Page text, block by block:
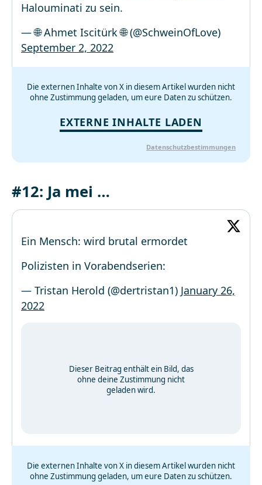
Halouminati zu sein.
— 🌐 Ahmet Iscitürk 🌐 (@SchweinOfLove)
September 2, 2022
Die externen Inhalte von X in diesem Artikel wurden nicht
ohne Zustimmung geladen, um eure Daten zu schützen.
EXTERNE INHALTE LADEN
Datenschutzbestimmungen
#12: Ja mei …
Ein Mensch: wird brutal ermordet
Polizisten in Vorabendserien:
— Tristan Herold (@dertristan1) January 26,
2022
Dieser Beitrag enthält ein Bild, das
ohne deine Zustimmung nicht
geladen wird.
Die externen Inhalte von X in diesem Artikel wurden nicht
ohne Zustimmung geladen, um eure Daten zu schützen.